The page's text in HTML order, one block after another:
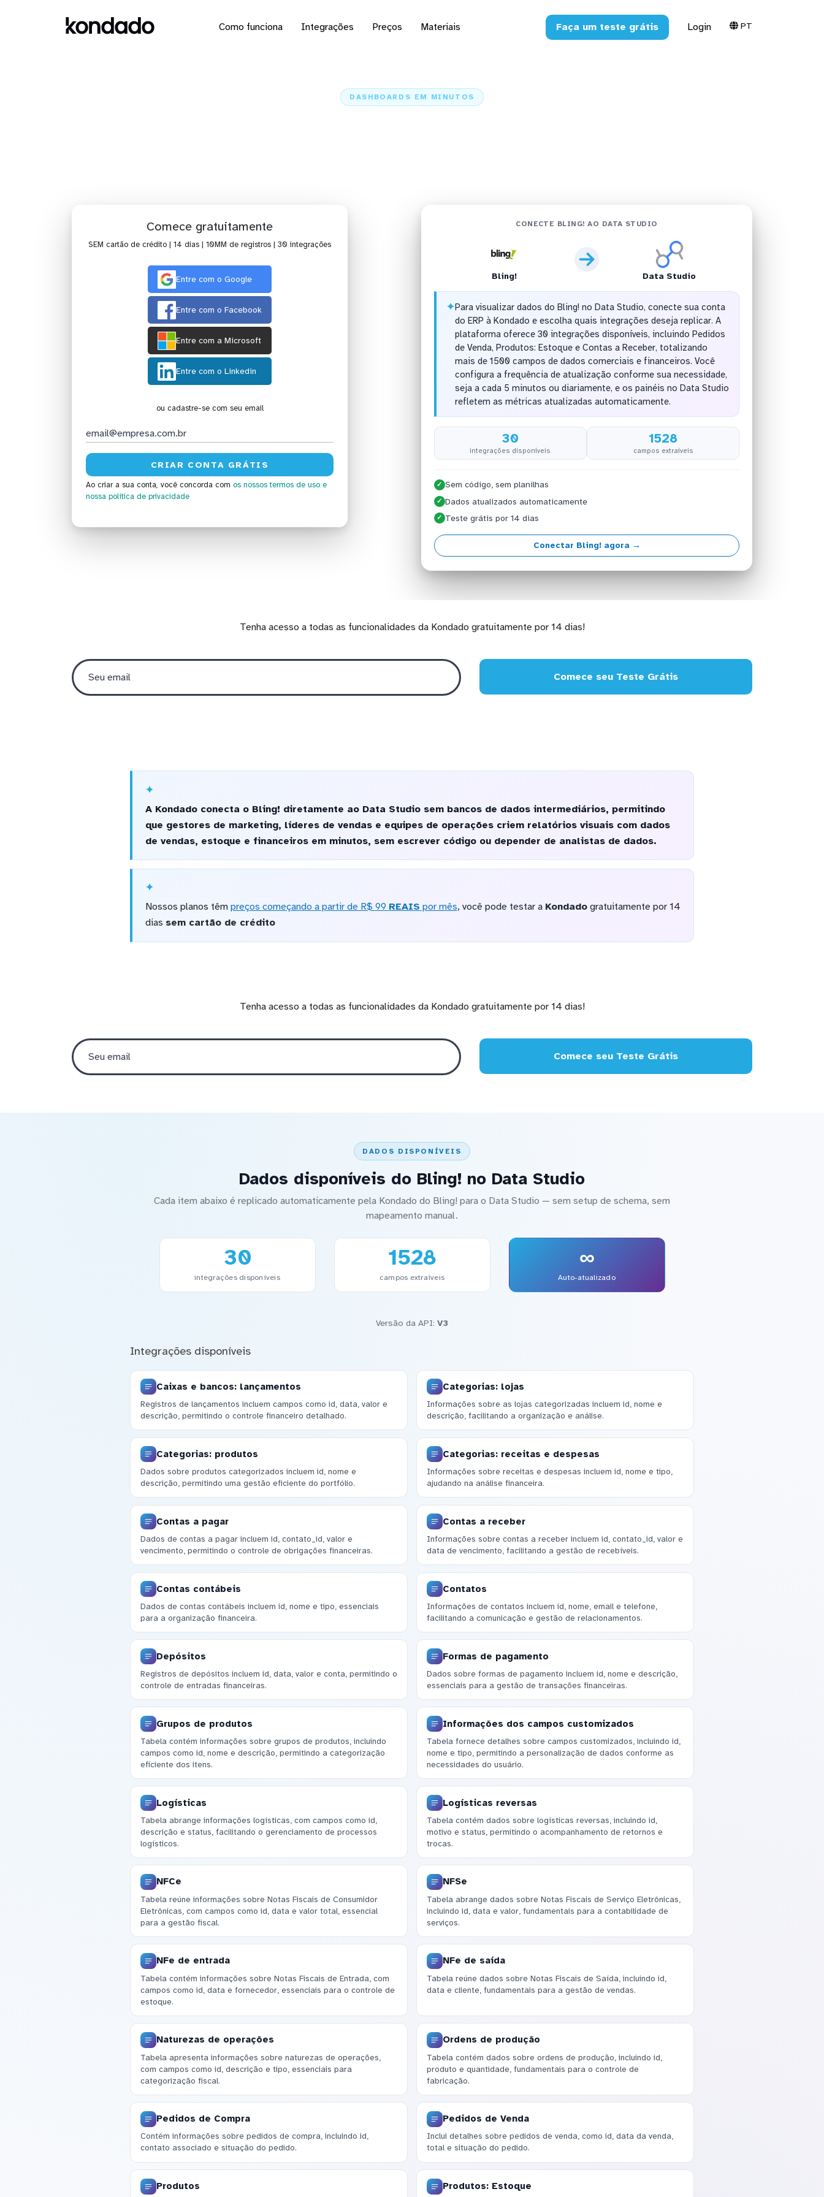
Como funciona Integrações Preços Materiais Faça um teste grátis Login PT
DASHBOARDS EM MINUTOS
Comece gratuitamente
SEM cartão de crédito | 14 dias | 10MM de registros | 30 integrações
Entre com o Google
Entre com o Facebook
Entre com a Microsoft
Entre com o Linkedin
ou cadastre-se com seu email
Ao criar a sua conta, você concorda com os nossos termos de uso e
nossa política de privacidade
CONECTE BLING! AO DATA STUDIO
Bling! Data Studio
✦Para visualizar dados do Bling! no Data Studio, conecte sua conta
do ERP à Kondado e escolha quais integrações deseja replicar. A
plataforma oferece 30 integrações disponíveis, incluindo Pedidos
de Venda, Produtos: Estoque e Contas a Receber, totalizando
mais de 1500 campos de dados comerciais e financeiros. Você
configura a frequência de atualização conforme sua necessidade,
seja a cada 5 minutos ou diariamente, e os painéis no Data Studio
refletem as métricas atualizadas automaticamente.
30
integrações disponíveis
1528
campos extraíveis
✓ Sem código, sem planilhas
✓ Dados atualizados automaticamente
✓ Teste grátis por 14 dias
Conectar Bling! agora →
Tenha acesso a todas as funcionalidades da Kondado gratuitamente por 14 dias!
Comece seu Teste Grátis
A Kondado conecta o Bling! diretamente ao Data Studio sem bancos de dados intermediários, permitindo
que gestores de marketing, líderes de vendas e equipes de operações criem relatórios visuais com dados
de vendas, estoque e financeiros em minutos, sem escrever código ou depender de analistas de dados.
Nossos planos têm preços começando a partir de R$ 99 REAIS por mês, você pode testar a Kondadogratuitamente por 14
dias sem cartão de crédito
Tenha acesso a todas as funcionalidades da Kondado gratuitamente por 14 dias!
Comece seu Teste Grátis
DADOS DISPONÍVEIS
Dados disponíveis do Bling! no Data Studio
Cada item abaixo é replicado automaticamente pela Kondado do Bling! para o Data Studio — sem setup de schema, sem
mapeamento manual.
30
integrações disponíveis
1528
campos extraíveis
∞
Auto-atualizado
Versão da API: V3
Integrações disponíveis
Caixas e bancos: lançamentos
Registros de lançamentos incluem campos como id, data, valor e
descrição, permitindo o controle financeiro detalhado.
Categorias: lojas
Informações sobre as lojas categorizadas incluem id, nome e
descrição, facilitando a organização e análise.
Categorias: produtos
Dados sobre produtos categorizados incluem id, nome e
descrição, permitindo uma gestão eficiente do portfólio.
Categorias: receitas e despesas
Informações sobre receitas e despesas incluem id, nome e tipo,
ajudando na análise financeira.
Contas a pagar
Dados de contas a pagar incluem id, contato_id, valor e
vencimento, permitindo o controle de obrigações financeiras.
Contas a receber
Informações sobre contas a receber incluem id, contato_id, valor e
data de vencimento, facilitando a gestão de recebíveis.
Contas contábeis
Dados de contas contábeis incluem id, nome e tipo, essenciais
para a organização financeira.
Contatos
Informações de contatos incluem id, nome, email e telefone,
facilitando a comunicação e gestão de relacionamentos.
Depósitos
Registros de depósitos incluem id, data, valor e conta, permitindo o
controle de entradas financeiras.
Formas de pagamento
Dados sobre formas de pagamento incluem id, nome e descrição,
essenciais para a gestão de transações financeiras.
Grupos de produtos
Tabela contém informações sobre grupos de produtos, incluindo
campos como id, nome e descrição, permitindo a categorização
eficiente dos itens.
Informações dos campos customizados
Tabela fornece detalhes sobre campos customizados, incluindo id,
nome e tipo, permitindo a personalização de dados conforme as
necessidades do usuário.
Logísticas
Tabela abrange informações logísticas, com campos como id,
descrição e status, facilitando o gerenciamento de processos
logísticos.
Logísticas reversas
Tabela contém dados sobre logísticas reversas, incluindo id,
motivo e status, permitindo o acompanhamento de retornos e
trocas.
NFCe
Tabela reúne informações sobre Notas Fiscais de Consumidor
Eletrônicas, com campos como id, data e valor total, essencial
para a gestão fiscal.
NFSe
Tabela abrange dados sobre Notas Fiscais de Serviço Eletrônicas,
incluindo id, data e valor, fundamentais para a contabilidade de
serviços.
NFe de entrada
Tabela contém informações sobre Notas Fiscais de Entrada, com
campos como id, data e fornecedor, essenciais para o controle de
estoque.
NFe de saída
Tabela reúne dados sobre Notas Fiscais de Saída, incluindo id,
data e cliente, fundamentais para a gestão de vendas.
Naturezas de operações
Tabela apresenta informações sobre naturezas de operações,
com campos como id, descrição e tipo, essenciais para
categorização fiscal.
Ordens de produção
Tabela contém dados sobre ordens de produção, incluindo id,
produto e quantidade, fundamentais para o controle de
fabricação.
Pedidos de Compra
Contém informações sobre pedidos de compra, incluindo id,
contato associado e situação do pedido.
Pedidos de Venda
Inclui detalhes sobre pedidos de venda, como id, data da venda,
total e situação do pedido.
Produtos Produtos: Estoque